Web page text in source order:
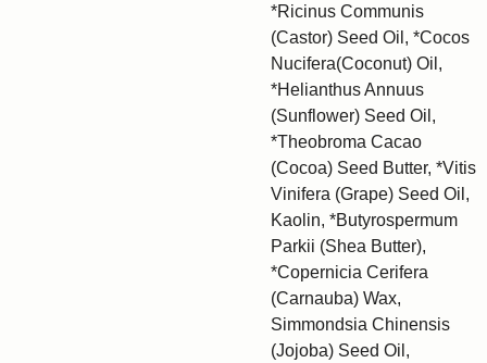
*Ricinus Communis
(Castor) Seed Oil, *Cocos
Nucifera(Coconut) Oil,
*Helianthus Annuus
(Sunflower) Seed Oil,
*Theobroma Cacao
(Cocoa) Seed Butter, *Vitis
Vinifera (Grape) Seed Oil,
Kaolin, *Butyrospermum
Parkii (Shea Butter),
*Copernicia Cerifera
(Carnauba) Wax,
Simmondsia Chinensis
(Jojoba) Seed Oil,